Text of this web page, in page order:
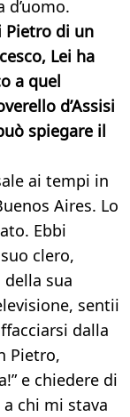
Pietro di un
Lei ha
a quel
d’Assisi
spiegare il
ai tempi in
Aires. Lo
Ebbi
clero,
sua
sentii
dalla
Pietro,
e chiedere di
chi mi stava